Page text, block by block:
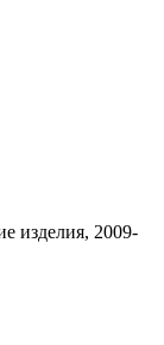
изделия, 2009-